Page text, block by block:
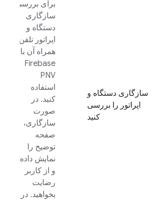
سازگاری دستگاه و
اپراتور را بررسی
کنید
برای بررسی
سازگاری
دستگاه و
اپراتور تلفن
همراه آن با
Firebase
PNV
استفاده
کنید. در
صورت
سازگاری،
صفحه
توضیح را
نمایش داده
و از کاربر
رضایت
بخواهید. در